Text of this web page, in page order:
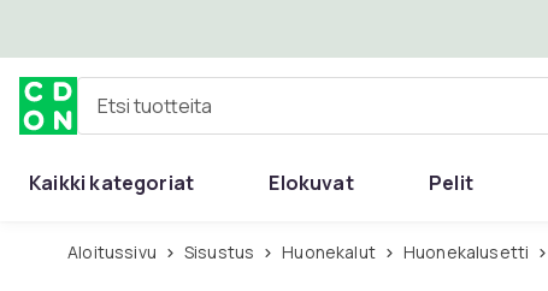
Etsi tuotteita
Kaikki kategoriat Elokuvat Pelit
Aloitussivu Sisustus Huonekalut Huonekalusetti